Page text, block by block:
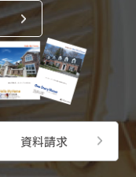
資料請求